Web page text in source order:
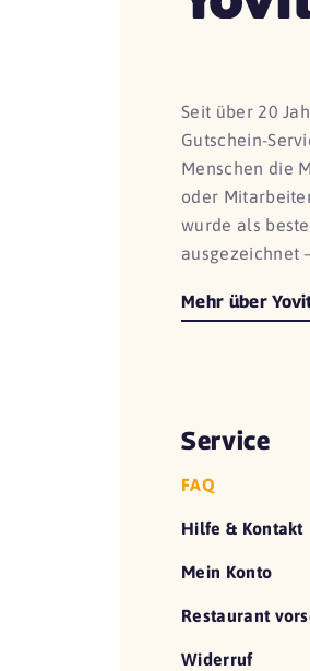
Seit über 20
Gutschein-
Menschen die
oder
wurde als
ausgezeichnet
Mehr über
Service
FAQ
Hilfe & Kontakt
Mein Konto
Restaurant
Widerruf